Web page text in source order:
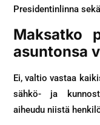
Presidentinlinna
Maksatko
asuntonsa
Ei, valtio vastaa
sähkö- ja
aiheudu niistä